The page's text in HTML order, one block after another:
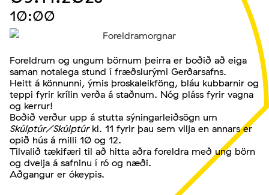
10:00
Foreldrum og ungum börnum þeirra er boðið að eiga
saman notalega stund í fræðslurými Gerðarsafns.
Heitt á könnunni, ýmis þroskaleikföng, bláu kubbarnir og
teppi fyrir krílin verða á staðnum. Nóg pláss fyrir vagna
og kerrur!
Boðið verður upp á stutta sýningarleiðsögn um
Skúlptúr/Skúlptúrkl. 11 fyrir þau sem vilja en annars er
opið hús á milli 10 og 12.
Tilvalið tækifæri til að hitta aðra foreldra með ung börn
og dvelja á safninu í ró og næði.
Aðgangur er ókeypis.